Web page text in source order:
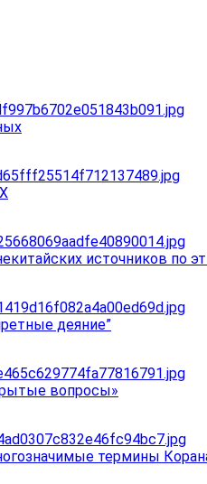
источников по
деяние”
вопросы»
термины